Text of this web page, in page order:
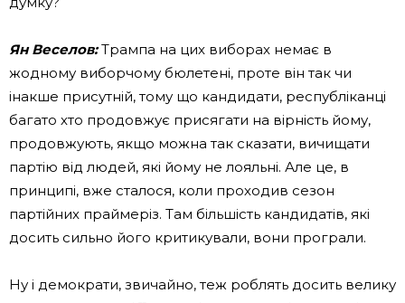
Ян Веселов:Трампа на цих виборах немає в
жодному виборчому бюлетені, проте він так чи
інакше присутній, тому що кандидати, республіканці
багато хто продовжує присягати на вірність йому,
продовжують, якщо можна так сказати, вичищати
партію від людей, які йому не лояльні. Але це, в
принципі, вже сталося, коли проходив сезон
партійних праймеріз. Там більшість кандидатів, які
досить сильно його критикували, вони програли.
Ну і демократи, звичайно, теж роблять досить велику